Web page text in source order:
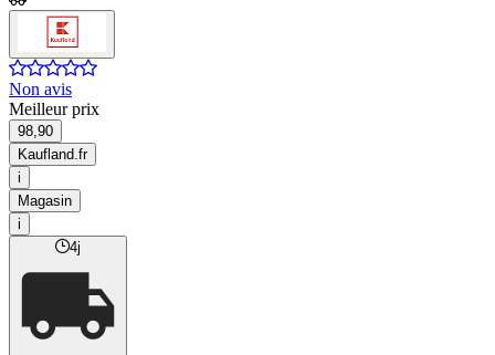
Non avis
Meilleur prix
98,90
Kaufland.fr
i
Magasin
i
4j